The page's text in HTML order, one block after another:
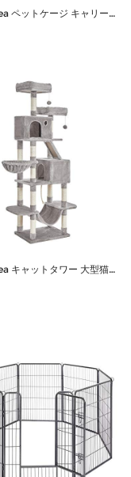
Feandrea ペットケージ キャリーバッグ 大型犬 耐噛み 81×58×58cm ペットキャリー 折りたたみ 頑丈耐久 通気性 犬小屋 PDC80Z
Feandrea キャットタワー 大型猫 多頭飼い 段差あり 登り降りしやすい 運動不足解消 転倒防止 206cm PCT190W01